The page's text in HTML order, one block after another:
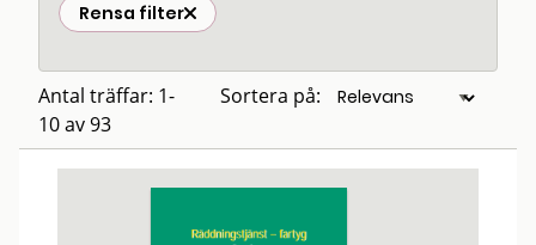
Rensa filter
Antal träffar: 1-
10 av 93
Sortera på: